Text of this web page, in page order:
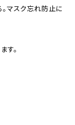
マスク忘れ防止に
す。